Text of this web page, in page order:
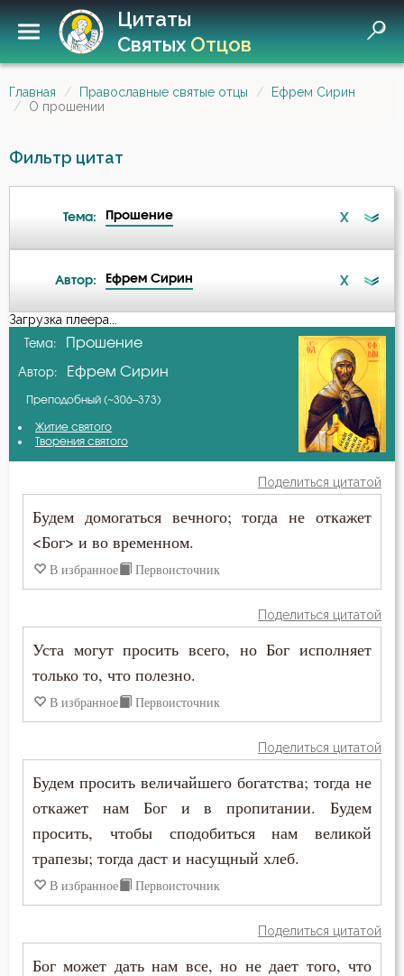
Цитаты
СвятыхОтцов
Главная Православные святые отцы
Ефрем Сирин
О прошении
Фильтр цитат
Тема: Прошение X
Ад
Антихрист
Бдение
Бедность
Бесы
Благоговение
Благодарность
Благоразумие
Ближний
Бог
Автор: Ефрем Сирин X
А-я
Амвросий Оптинский (Гренков)
Василий Великий
Григорий Богослов
Григорий Нисский
Ефрем Сирин
Иоанн Златоуст
Иоанн Карпафский
Исидор Пелусиот
Моисей Оптинский (Путилов)
Никодим Святогорец
Никон Оптинский (Беляев)
Нил Синайский
Загрузка плеера...
Тема: Прошение
Автор: Ефрем Сирин
Преподобный (~306–373)
Житие святого
Творения святого
Поделиться цитатой
Будем домогаться вечного; тогда не откажет
<Бог> и во временном.
В избранное Первоисточник
Поделиться цитатой
Уста могут просить всего, но Бог исполняет
только то, что полезно.
В избранное Первоисточник
Поделиться цитатой
Будем просить величайшего богатства; тогда не
откажет нам Бог и в пропитании. Будем
просить, чтобы сподобиться нам великой
трапезы; тогда даст и насущный хлеб.
В избранное Первоисточник
Поделиться цитатой
Бог может дать нам все, но не дает того, что